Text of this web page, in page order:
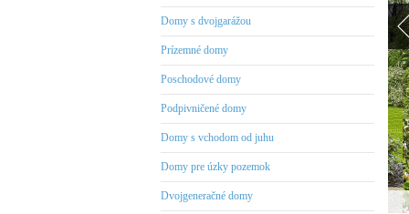
Domy s dvojgarážou
Prízemné domy
Poschodové domy
Podpivničené domy
Domy s vchodom od juhu
Domy pre úzky pozemok
Dvojgeneračné domy